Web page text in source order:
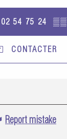
02 54 75 24 ▒▒
CONTACTER
Report mistake